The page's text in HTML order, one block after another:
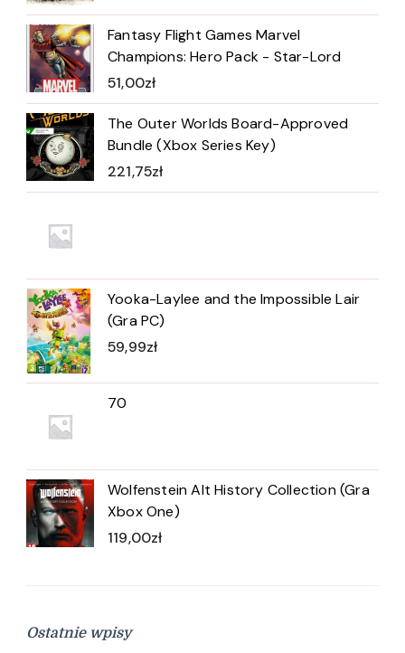
Fantasy Flight Games Marvel
Champions: Hero Pack - Star-Lord
51,00zł
The Outer Worlds Board-Approved
Bundle (Xbox Series Key)
221,75zł
Yooka-Laylee and the Impossible Lair
(Gra PC)
59,99zł
70
Wolfenstein Alt History Collection (Gra
Xbox One)
119,00zł
Ostatnie wpisy